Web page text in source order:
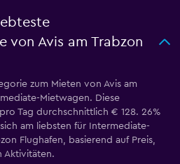
von Avis am Trabzon
zum Mieten von Avis am
Mietwagen. Diese
Tag durchschnittlich € 128. 26%
am liebsten für Intermediate-
Flughafen, basierend auf Preis,
Aktivitäten.